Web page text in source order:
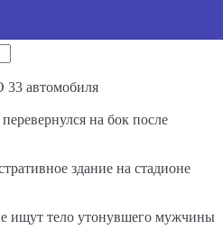
33 автомобиля
на бок после
здание на стадионе
ищут тело утонувшего мужчины